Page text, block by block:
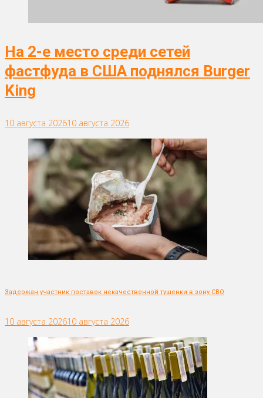
На 2-е место среди сетей
фастфуда в США поднялся Burger
King
10 августа 202610 августа 2026
Задержан участник поставок некачественной тушенки в зону СВО
10 августа 202610 августа 2026